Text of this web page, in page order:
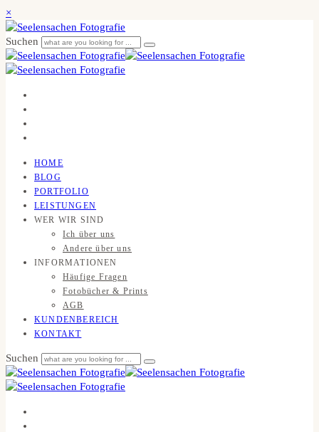
×
Suchen
HOME
BLOG
PORTFOLIO
LEISTUNGEN
WER WIR SIND
Ich über uns
Andere über uns
INFORMATIONEN
Häufige Fragen
Fotobücher & Prints
AGB
KUNDENBEREICH
KONTAKT
Suchen